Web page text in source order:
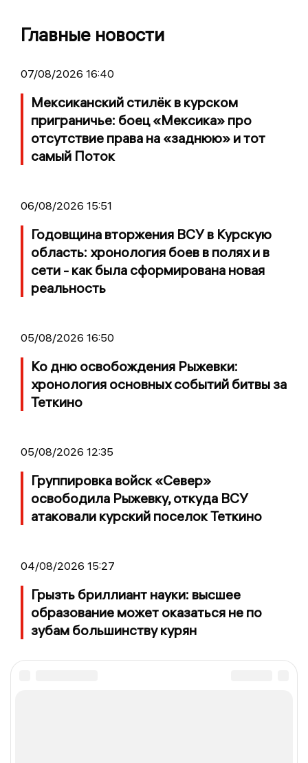
Главные новости
07/08/2026 16:40
Мексиканский стилёк в курском
приграничье: боец «Мексика» про
отсутствие права на «заднюю» и тот
самый Поток
06/08/2026 15:51
Годовщина вторжения ВСУ в Курскую
область: хронология боев в полях и в
сети - как была сформирована новая
реальность
05/08/2026 16:50
Ко дню освобождения Рыжевки:
хронология основных событий битвы за
Теткино
05/08/2026 12:35
Группировка войск «Север»
освободила Рыжевку, откуда ВСУ
атаковали курский поселок Теткино
04/08/2026 15:27
Грызть бриллиант науки: высшее
образование может оказаться не по
зубам большинству курян